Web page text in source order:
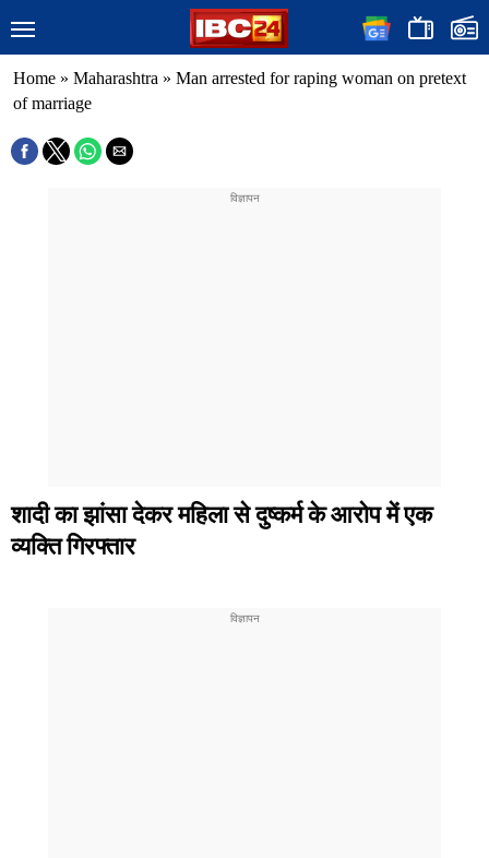
Home » Maharashtra » Man arrested for raping woman on pretext
of marriage
शादी का झांसा देकर महिला से दुष्कर्म के आरोप में एक
व्यक्ति गिरफ्तार